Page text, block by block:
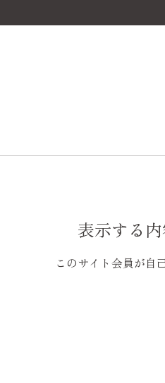
表示する
このサイト会員が自